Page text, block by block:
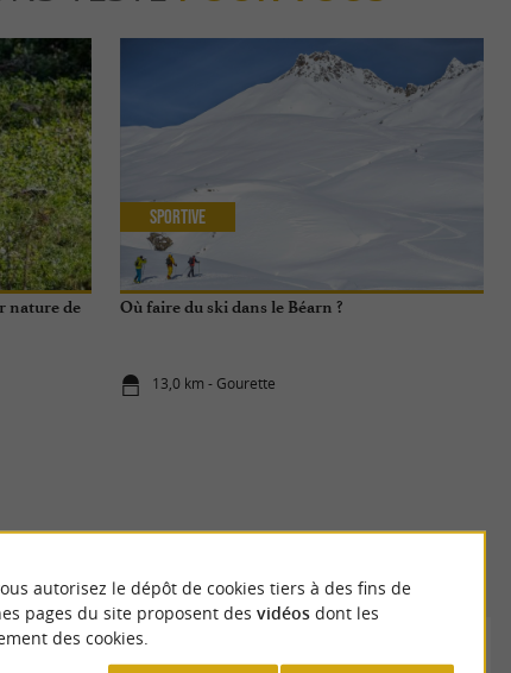
nature de
Où faire du ski dans le Béarn ?
13,0 km - Gourette
Sportive
autorisez le dépôt de cookies tiers à des fins de
pages du site proposent des vidéosdont les
des cookies.